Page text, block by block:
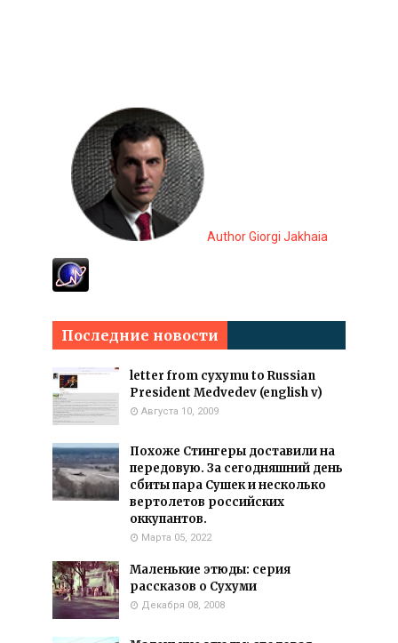
Author Giorgi Jakhaia
Последние новости
letter from cyxymu to Russian
President Medvedev (english v)
Августа 10, 2009
Похоже Стингеры доставили на
передовую. За сегодняшний день
сбиты пара Сушек и несколько
вертолетов российских
оккупантов.
Марта 05, 2022
Маленькие этюды: серия
рассказов о Сухуми
Декабря 08, 2008